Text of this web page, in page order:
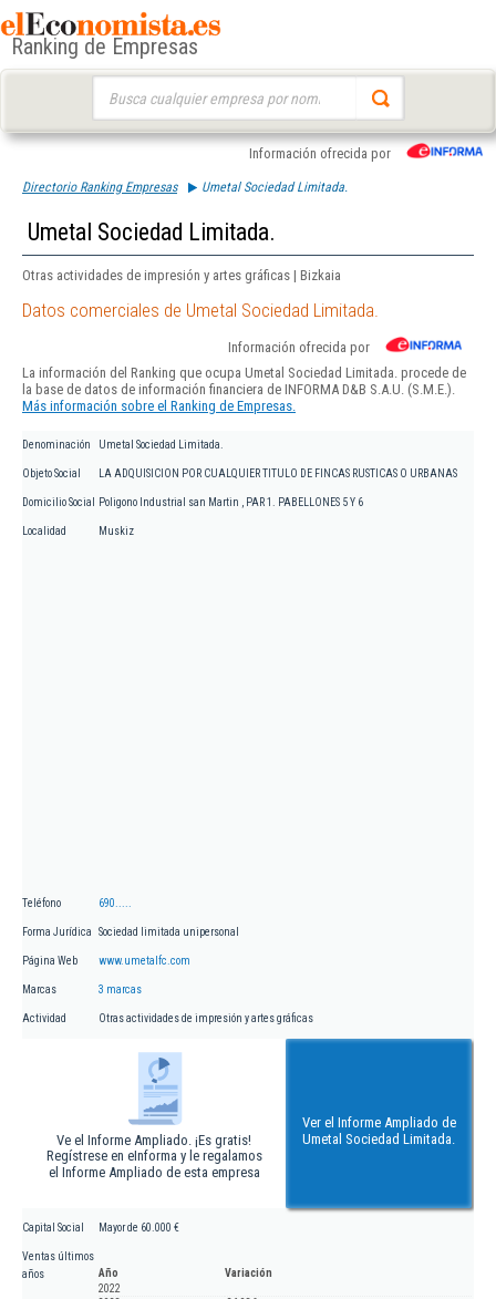
Ranking de Empresas
Información ofrecida por
Directorio Ranking Empresas Umetal Sociedad Limitada.
Umetal Sociedad Limitada.
Otras actividades de impresión y artes gráficas | Bizkaia
Datos comerciales de Umetal Sociedad Limitada.
Información ofrecida por
La información del Ranking que ocupa Umetal Sociedad Limitada. procede de
la base de datos de información financiera de INFORMA D&B S.A.U. (S.M.E.).
Más información sobre el Ranking de Empresas.
Denominación Umetal Sociedad Limitada.
Objeto Social LA ADQUISICION POR CUALQUIER TITULO DE FINCAS RUSTICAS O URBANAS
Domicilio Social Poligono Industrial san Martin , PAR 1. PABELLONES 5 Y 6
Localidad Muskiz
Teléfono 690.....
Forma Jurídica Sociedad limitada unipersonal
Página Web www.umetalfc.com
Marcas 3 marcas
Actividad Otras actividades de impresión y artes gráficas
Ve el Informe Ampliado. ¡Es gratis!
Regístrese en eInforma y le regalamos
el Informe Ampliado de esta empresa
Ver el Informe Ampliado de
Umetal Sociedad Limitada.
Capital Social Mayor de 60.000 €
Ventas últimos
años
Año
Variación
2022